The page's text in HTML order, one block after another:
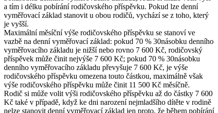
a tím i délku pobírání rodičovského příspěvku. Pokud lze denní
vyměřovací základ stanovit u obou rodičů, vychází se z toho, který
je vyšší.
Maximální měsíční výše rodičovského příspěvku se stanoví ve
vazbě na denní vyměřovací základ: pokud 70 % 30násobku denního
vyměřovacího základu je nižší nebo rovno 7 600 Kč, rodičovský
příspěvek může činit nejvýše 7 600 Kč; pokud 70 % 30násobku
denního vyměřovacího základu převyšuje 7 600 Kč, je výše
rodičovského příspěvku omezena touto částkou, maximálně však
výše rodičovského příspěvku může činit 11 500 Kč měsíčně.
Rodič si může volit výši rodičovského příspěvku až do částky 7 600
Kč také v případě, když ke dni narození nejmladšího dítěte v rodině
nelze stanovit denní vyměřovací základ jen proto, že během pobírání